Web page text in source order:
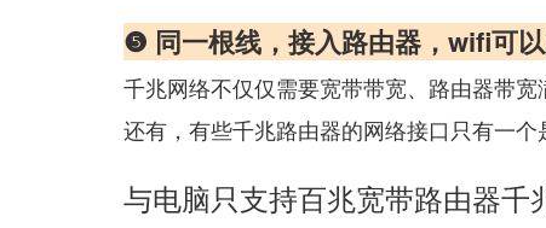
❺ 同一根线，接入路由器，wifi可
千兆网络不仅仅需要宽带带宽、路由器带
还有，有些千兆路由器的网络接口只有一
与电脑只支持百兆宽带路由器千